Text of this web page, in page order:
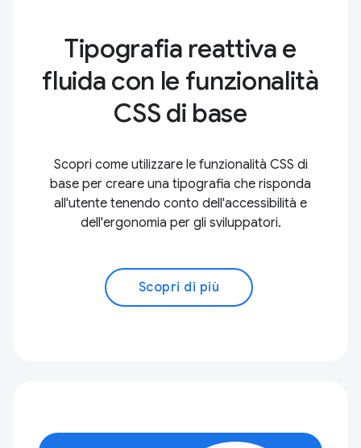
Tipografia reattiva e
fluida con le funzionalità
CSS di base
Scopri come utilizzare le funzionalità CSS di
base per creare una tipografia che risponda
all'utente tenendo conto dell'accessibilità e
dell'ergonomia per gli sviluppatori.
Scopri di più